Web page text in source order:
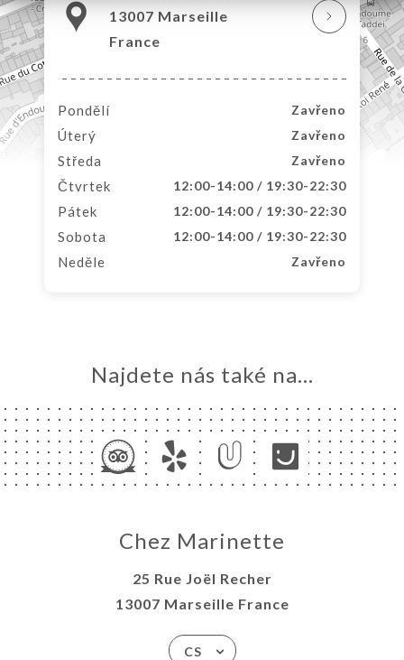
13007 Marseille
France
Pondělí Zavřeno
Úterý Zavřeno
Středa Zavřeno
Čtvrtek 12:00-14:00 / 19:30-22:30
Pátek 12:00-14:00 / 19:30-22:30
Sobota 12:00-14:00 / 19:30-22:30
Neděle Zavřeno
Najdete nás také na...
Chez Marinette
25 Rue Joël Recher
13007 Marseille France
CS